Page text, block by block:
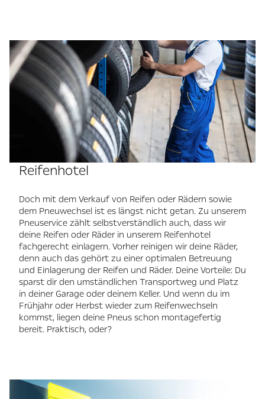
Reifenhotel
Doch mit dem Verkauf von Reifen oder Rädern sowie
dem Pneuwechsel ist es längst nicht getan. Zu unserem
Pneuservice zählt selbstverständlich auch, dass wir
deine Reifen oder Räder in unserem Reifenhotel
fachgerecht einlagern. Vorher reinigen wir deine Räder,
denn auch das gehört zu einer optimalen Betreuung
und Einlagerung der Reifen und Räder. Deine Vorteile: Du
sparst dir den umständlichen Transportweg und Platz
in deiner Garage oder deinem Keller. Und wenn du im
Frühjahr oder Herbst wieder zum Reifenwechseln
kommst, liegen deine Pneus schon montagefertig
bereit. Praktisch, oder?